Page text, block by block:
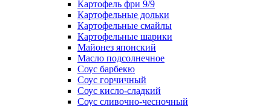
Картофель фри 9/9
Картофельные дольки
Картофельные смайлы
Картофельные шарики
Майонез японский
Масло подсолнечное
Соус барбекю
Соус горчичный
Соус кисло-сладкий
Соус сливочно-чесночный